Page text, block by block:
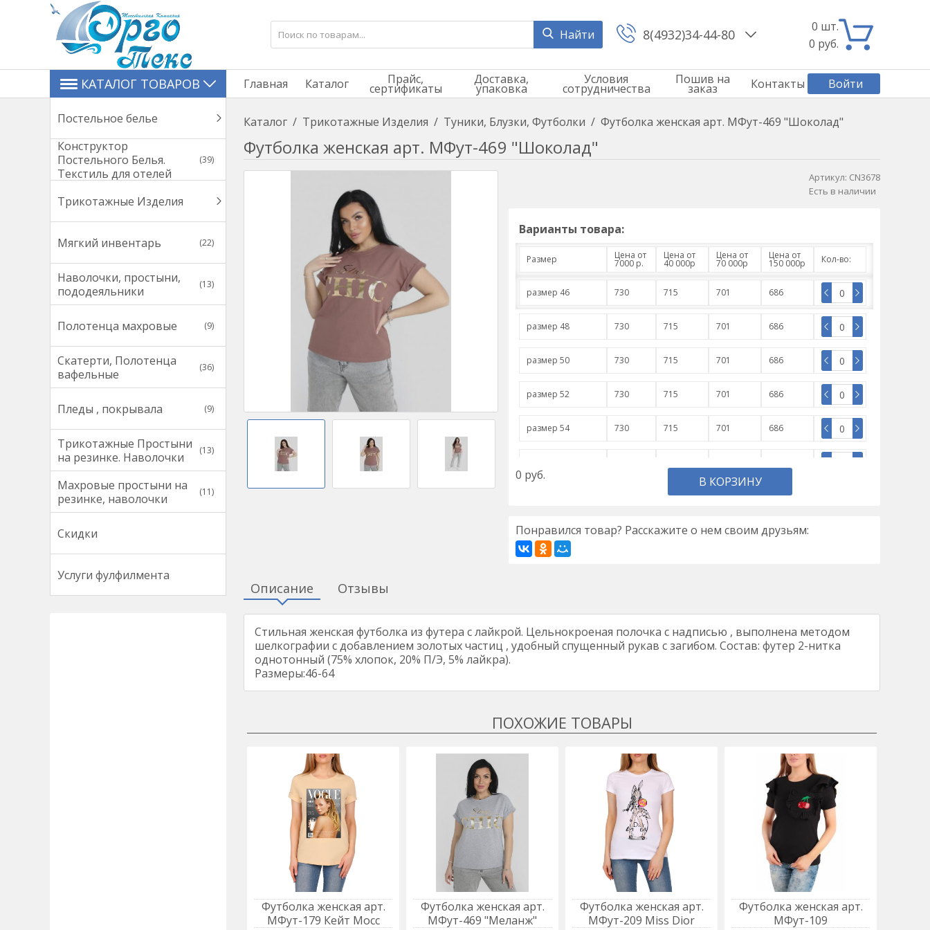
Найти 8(4932)34-44-80
0 шт.
0 руб.
КАТАЛОГ ТОВАРОВ
Постельное белье
Конструктор
Постельного Белья.
Текстиль для отелей
(39)
Трикотажные Изделия
Мягкий инвентарь (22)
Наволочки, простыни,
пододеяльники
(13)
Полотенца махровые (9)
Скатерти, Полотенца
вафельные
(36)
Пледы , покрывала (9)
Трикотажные Простыни
на резинке. Наволочки
(13)
Махровые простыни на
резинке, наволочки
(11)
Скидки
Услуги фулфилмента
Главная Каталог Прайс,
сертификаты
Доставка,
упаковка
Условия
сотрудничества
Пошив на
заказ Контакты Войти
Каталог / Трикотажные Изделия / Туники, Блузки, Футболки / Футболка женская арт. МФут-469 "Шоколад"
Футболка женская арт. МФут-469 "Шоколад"
Артикул: CN3678
Есть в наличии
Варианты товара:
Размер Цена от
7000 р.
Цена от
40 000р
Цена от
70 000р
Цена от
150 000р Кол-во:
размер 46 730 715 701 686
размер 48 730 715 701 686
размер 50 730 715 701 686
размер 52 730 715 701 686
размер 54 730 715 701 686
715 701 686
размер 60 730 715 701 686
0 руб. В КОРЗИНУ
Понравился товар? Расскажите о нем своим друзьям:
Описание Отзывы
Стильная женская футболка из футера с лайкрой. Цельнокроеная полочка с надписью , выполнена методом
шелкографии с добавлением золотых частиц , удобный спущенный рукав с загибом. Состав: футер 2-нитка
однотонный (75% хлопок, 20% П/Э, 5% лайкра).
Размеры:46-64
Футболка женская арт.
МФут-179 Кейт Мосс
Футболка женская арт.
МФут-469 "Меланж"
Футболка женская арт.
МФут-209 Miss Dior
Футболка женская арт.
МФут-109